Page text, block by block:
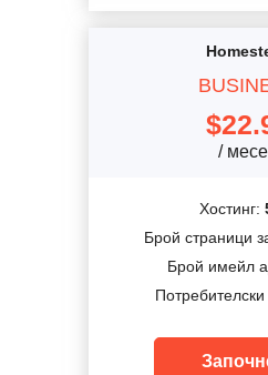
$
/
Хостинг:
Брой страници
Брой имейл